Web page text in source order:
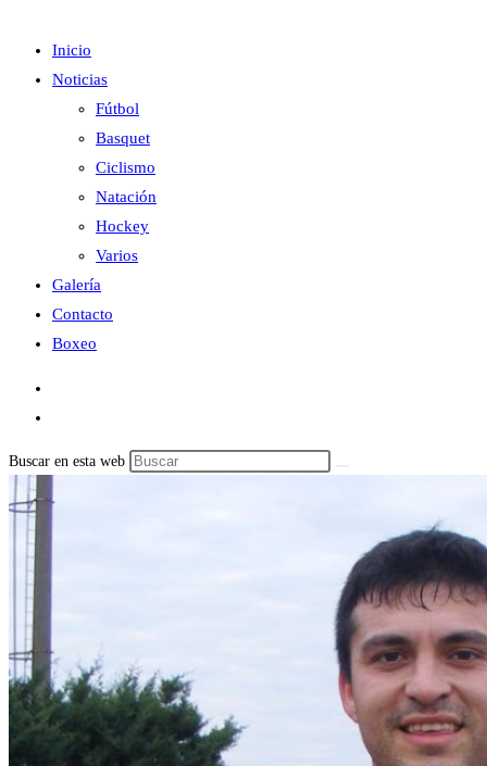
Inicio
Noticias
Fútbol
Basquet
Ciclismo
Natación
Hockey
Varios
Galería
Contacto
Boxeo
Buscar en esta web